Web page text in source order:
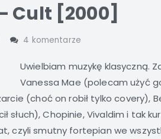
Cult [2000]
4 komentarze
Uwielbiam muzykę klasyczną.
Vanessa Mae (polecam użyć
(choć on robił tylko covery),
słuch), Chopinie, Vivaldim i tak
czyli smutny fortepian we